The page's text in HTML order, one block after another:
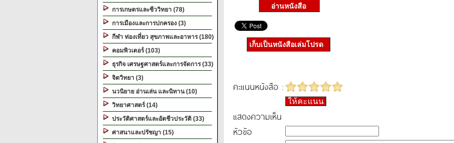
การเกษตรและชีววิทยา (78)
การเมืองและการปกครอง (3)
กีฬา ท่องเที่ยว สุขภาพและอาหาร (180)
คอมพิวเตอร์ (103)
ธุรกิจ เศรษฐศาสตร์และการจัดการ (33)
จิตวิทยา (3)
นวนิยาย อ่านเล่น และนิทาน (10)
วิทยาศาสตร์ (14)
ประวัติศาสตร์และอัตชีวประวัติ (33)
ศาสนาและปรัชญา (15)
เก็บเป็นหนังสือเล่มโปรด
คะแนนหนังสือ :
ให้คะแนน
แสดงความเห็น
หัวข้อ